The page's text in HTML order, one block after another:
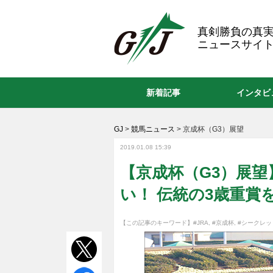
真剣勝負の真
ニュースサイ
GJ > 競馬ニュース > 京成杯（G3）展望
2019.01.08 15:39
【京成杯（G3）展
い！ 伝統の3歳重賞
【この記事のキーワード】 #JRA #京成杯 #シークレッ
新着記事 インタビ